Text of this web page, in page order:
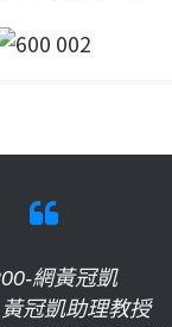
冠凱助理教授